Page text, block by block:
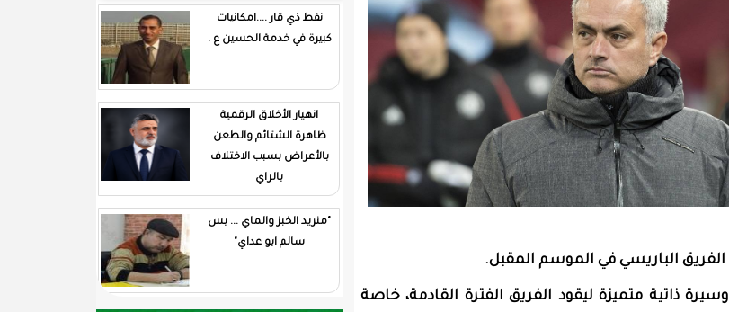
الباريسي في الموسم المقبل.
ذاتية متميزة ليقود الفريق الفترة القادمة، خاصة
نفط ذي قار ....امكانيات
كبيرة في خدمة الحسين ع .
انهيار الأخلاق الرقمية
ظاهرة الشتائم والطعن
بالأعراض بسبب الاختلاف
بالراي
"منريد الخبز والماي ... بس
سالم ابو عداي"